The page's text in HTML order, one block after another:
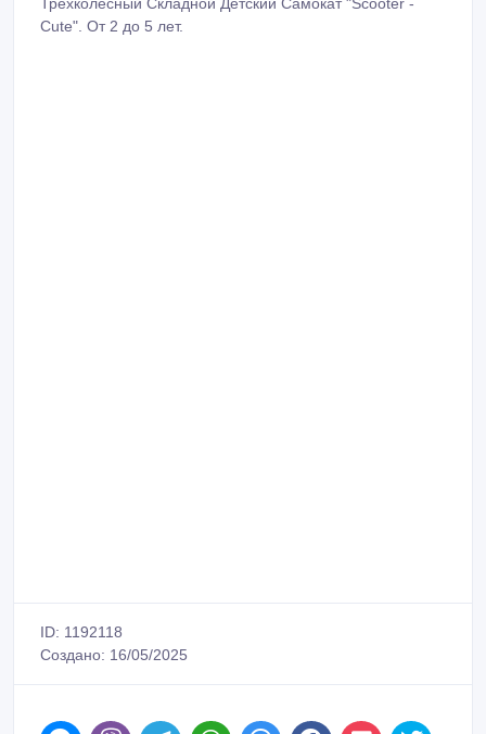
Трехколесный Складной Детский Самокат "Scooter -
Cute". От 2 до 5 лет.
ID: 1192118
Создано: 16/05/2025